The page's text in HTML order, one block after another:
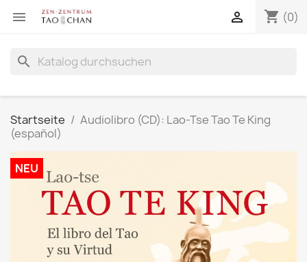
 shopping_cart (0)

search
Startseite
Audiolibro (CD): Lao-Tse Tao Te King
(español)
NEU